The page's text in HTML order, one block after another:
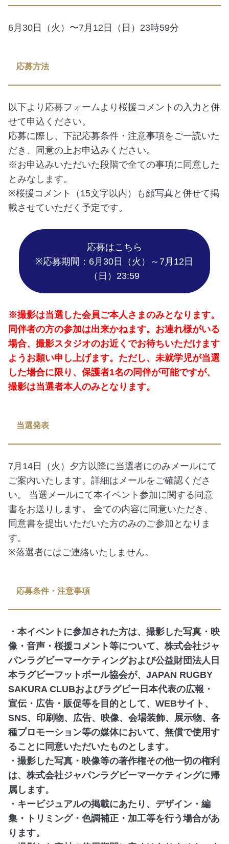
6月30日（火）〜7月12日（日）23時59分
応募方法
以下より応募フォームより桜援コメントの入力と併
せて申込ください。
応募に際し、下記応募条件・注意事項をご一読いた
だき、同意の上お申込みください。
※お申込みいただいた段階で全ての事項に同意した
とみなします。
※桜援コメント（15文字以内）も顔写真と併せて掲
載させていただく予定です。
応募はこちら
※応募期間：6月30日（火）～7月12日
（日）23:59
※撮影は当選した会員ご本人さまのみとなります。
同伴者の方の参加は出来かねます。お連れ様がいる
場合、撮影スタジオのお近くでお待ちいただけます
ようお願い申し上げます。ただし、未就学児が当選
した場合に限り、保護者1名の同伴が可能ですが、
撮影は当選者本人のみとなります。
当選発表
7月14日（火）夕方以降に当選者にのみメールにて
ご案内いたします。詳細はメールをご確認くださ
い。 当選メールにて本イベント参加に関する同意
書をお送りします。 全ての内容に同意いただき、
同意書を提出いただいた方のみのご参加となりま
す。
※落選者にはご連絡いたしません。
応募条件・注意事項
・本イベントに参加された方は、撮影した写真・映
像・音声・桜援コメント等について、株式会社ジャ
パンラグビーマーケティングおよび公益財団法人日
本ラグビーフットボール協会が、JAPAN RUGBY
SAKURA CLUBおよびラグビー日本代表の広報・
宣伝・広告・販促等を目的として、WEBサイト、
SNS、印刷物、広告、映像、会場装飾、展示物、各
種プロモーション等の媒体において、無償で使用す
ることに同意いただいたものとします。
・撮影した写真・映像等の著作権その他一切の権利
は、株式会社ジャパンラグビーマーケティングに帰
属します。
・キービジュアルの掲載にあたり、デザイン・編
集・トリミング・色調補正・加工等を行う場合があ
ります。